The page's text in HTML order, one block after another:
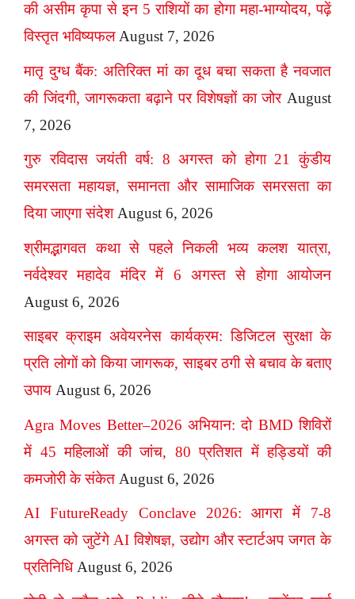
की असीम कृपा से इन 5 राशियों का होगा महा-भाग्योदय, पढ़ें
विस्तृत भविष्यफल August 7, 2026
मातृ दुग्ध बैंक: अतिरिक्त मां का दूध बचा सकता है नवजात
की जिंदगी, जागरूकता बढ़ाने पर विशेषज्ञों का जोर August
7, 2026
गुरु रविदास जयंती वर्ष: 8 अगस्त को होगा 21 कुंडीय
समरसता महायज्ञ, समानता और सामाजिक समरसता का
दिया जाएगा संदेश August 6, 2026
श्रीमद्भागवत कथा से पहले निकली भव्य कलश यात्रा,
नर्वदेश्वर महादेव मंदिर में 6 अगस्त से होगा आयोजन
August 6, 2026
साइबर क्राइम अवेयरनेस कार्यक्रम: डिजिटल सुरक्षा के
प्रति लोगों को किया जागरूक, साइबर ठगी से बचाव के बताए
उपाय August 6, 2026
Agra Moves Better–2026 अभियान: दो BMD शिविरों
में 45 महिलाओं की जांच, 80 प्रतिशत में हड्डियों की
कमजोरी के संकेत August 6, 2026
AI FutureReady Conclave 2026: आगरा में 7-8
अगस्त को जुटेंगे AI विशेषज्ञ, उद्योग और स्टार्टअप जगत के
प्रतिनिधि August 6, 2026